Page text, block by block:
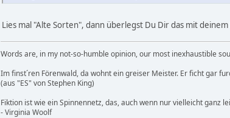
Lies mal "Alte Sorten", dann überlegst Du Dir das mit
Words are, in my not-so-humble opinion, our most inexhaustible
Im finst´ren Förenwald, da wohnt ein greiser Meister. Er ficht gar
(aus "ES" von Stephen King)
Fiktion ist wie ein Spinnennetz, das, auch wenn nur vielleicht ganz
- Virginia Woolf